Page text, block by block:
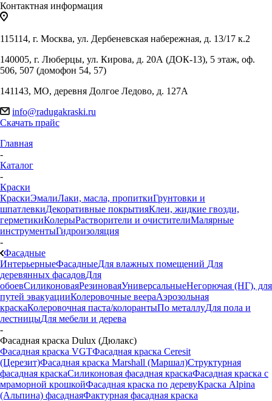
Контактная информация
115114, г. Москва, ул. Дербеневская набережная, д. 13/17 к.2
140005, г. Люберцы, ул. Кирова, д. 20А (ДОК-13), 5 этаж, оф.
506, 507 (домофон 54, 57)
141143, МО, деревня Долгое Ледово, д. 127А
info@radugakraski.ru
Скачать прайс
Главная
-
Каталог
-
Краски
КраскиЭмалиЛаки, масла, пропиткиГрунтовки и
шпатлевкиДекоративные покрытияКлеи, жидкие гвозди,
герметикиКолерыРастворители и очистителиМалярные
инструментыГидроизоляция
-
Фасадные
ИнтерьерныеФасадныеДля влажных помещений Для
деревянных фасадовДля
обоевСиликоноваяРезиноваяУниверсальныеНегорючая (НГ), для
путей эвакуацииКолеровочные веераАэрозольная
краскаКолеровочная паста/колорантыПо металлуДля пола и
лестницыДля мебели и дерева
-
Фасадная краска Dulux (Дюлакс)
Фасадная краска VGTФасадная краска Ceresit
(Церезит)Фасадная краска Marshall (Маршал)Структурная
фасадная краскаСиликоновая фасадная краскаФасадная краска с
мраморной крошкойФасадная краска по деревуКраска Alpina
(Альпина) фасаднаяФактурная фасадная краска